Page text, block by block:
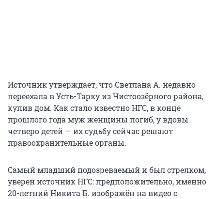
Источник утверждает, что Светлана А. недавно
переехала в Усть-Тарку из Чистоозёрного района,
купив дом. Как стало известно НГС, в конце
прошлого года муж женщины погиб, у вдовы
четверо детей — их судьбу сейчас решают
правоохранительные органы.
Самый младший подозреваемый и был стрелком,
уверен источник НГС: предположительно, именно
20-летний Никита Б. изображён на видео с